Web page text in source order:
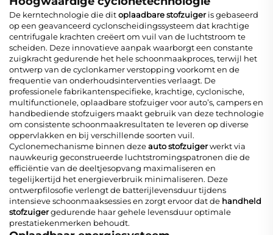
De kerntechnologie die ditoplaadbare stofzuigeris gebaseerd
op een geavanceerd cyclonscheidingssysteem dat krachtige
centrifugale krachten creëert om vuil van de luchtstroom te
scheiden. Deze innovatieve aanpak waarborgt een constante
zuigkracht gedurende het hele schoonmaakproces, terwijl het
ontwerp van de cyclonkamer verstopping voorkomt en de
frequentie van onderhoudsinterventies verlaagt. De
professionele fabrikantenspecifieke, krachtige, cyclonische,
multifunctionele, oplaadbare stofzuiger voor auto’s, campers en
handbediende stofzuigers maakt gebruik van deze technologie
om consistente schoonmaakresultaten te leveren op diverse
oppervlakken en bij verschillende soorten vuil.
Cyclonemechanisme binnen dezeauto stofzuigerwerkt via
nauwkeurig geconstrueerde luchtstromingspatronen die de
efficiëntie van de deeltjesopvang maximaliseren en
tegelijkertijd het energieverbruik minimaliseren. Deze
ontwerpfilosofie verlengt de batterijlevensduur tijdens
intensieve schoonmaaksessies en zorgt ervoor dat de handheld
stofzuigergedurende haar gehele levensduur optimale
prestatiekenmerken behoudt.